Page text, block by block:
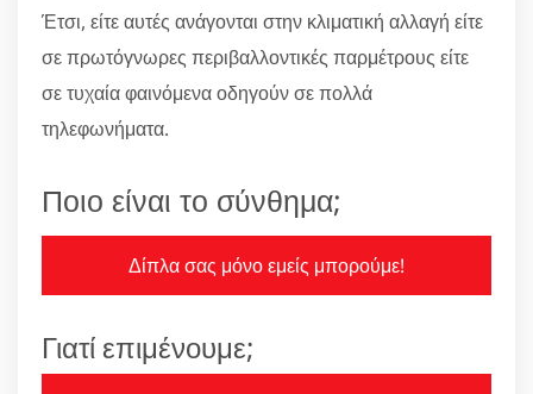
Έτσι, είτε αυτές ανάγονται στην κλιματική αλλαγή είτε
σε πρωτόγνωρες περιβαλλοντικές παρμέτρους είτε
σε τυχαία φαινόμενα οδηγούν σε πολλά
τηλεφωνήματα.
Ποιο είναι το σύνθημα;
Δίπλα σας μόνο εμείς μπορούμε!
Γιατί επιμένουμε;